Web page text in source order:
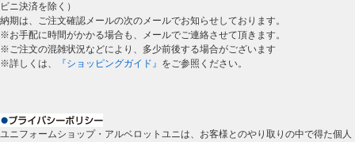
ビニ決済を除く）
納期は、ご注文確認メールの次のメールでお知らせしております。
※お手配に時間がかかる場合も、メールでご連絡させて頂きます。
※ご注文の混雑状況などにより、多少前後する場合がございます
※詳しくは、
『ショッピングガイド』 をご参照ください。
ユニフォームショップ・アルベロットユニは、お客様とのやり取りの中で得た個人